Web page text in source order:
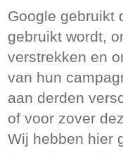
Google gebruikt
gebruikt wordt,
verstrekken en
van hun
aan derden
of voor zover
Wij hebben hier